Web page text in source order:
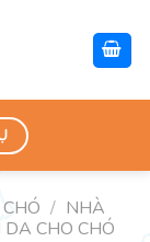
/ NHÀ
CHO CHÓ